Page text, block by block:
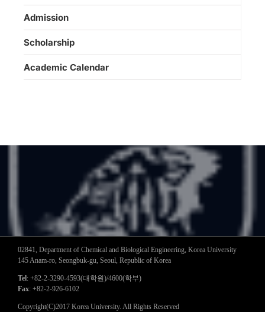
Admission
Scholarship
Academic Calendar
02841, Department of Chemical and Biological Engineering, Korea University
145 Anam-ro, Seongbuk-gu, Seoul, Republic of Korea
Tel: +82-2-3290-4593(대학원)/4600(학부)
Fax: +82-2-926-6102
Copyright(C)2017 Korea University. All Rights Reserved